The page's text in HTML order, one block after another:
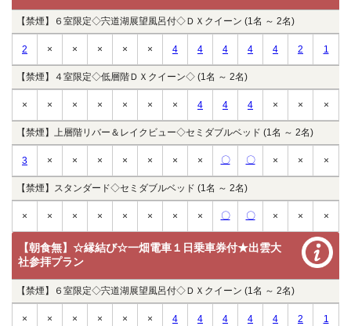
【禁煙】６室限定◇宍道湖展望風呂付◇ＤＸクイーン (1名 ～ 2名)
2 × × × × × 4 4 4 4 4 2 1
【禁煙】４室限定◇低層階ＤＸクイーン◇ (1名 ～ 2名)
× × × × × × × 4 4 4 × × ×
【禁煙】上層階リバー＆レイクビュー◇セミダブルベッド (1名 ～ 2名)
3 × × × × × × × 〇 〇 × × ×
【禁煙】スタンダード◇セミダブルベッド (1名 ～ 2名)
× × × × × × × × 〇 〇 × × ×
【朝食無】☆縁結び☆一畑電車１日乗車券付★出雲大
社参拝プラン
【禁煙】６室限定◇宍道湖展望風呂付◇ＤＸクイーン (1名 ～ 2名)
× × × × × × 4 4 4 4 4 2 1